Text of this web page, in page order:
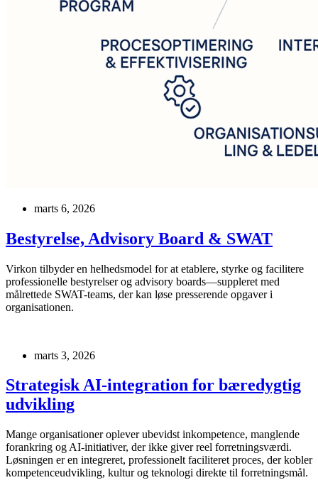
marts 6, 2026
Bestyrelse, Advisory Board & SWAT
Virkon tilbyder en helhedsmodel for at etablere, styrke og facilitere
professionelle bestyrelser og advisory boards—suppleret med
målrettede SWAT-teams, der kan løse presserende opgaver i
organisationen.
marts 3, 2026
Strategisk AI-integration for bæredygtig
udvikling
Mange organisationer oplever ubevidst inkompetence, manglende
forankring og AI‑initiativer, der ikke giver reel forretningsværdi.
Løsningen er en integreret, professionelt faciliteret proces, der kobler
kompetenceudvikling, kultur og teknologi direkte til forretningsmål.